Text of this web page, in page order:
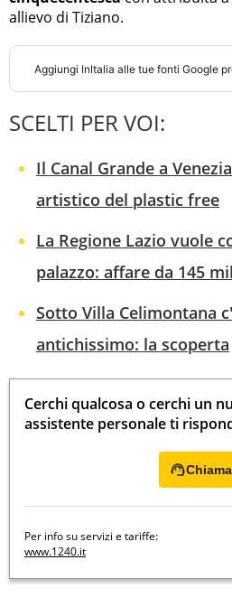
allievo di Tiziano.
Aggiungi InItalia alle tue fonti Google
SCELTI PER VOI:
Il Canal Grande a
artistico del plastic free
La Regione Lazio vuole
palazzo: affare da 145
Sotto Villa Celimontana
antichissimo: la scoperta
Cerchi qualcosa o cerchi un
assistente personale ti
Chiama
Per info su servizi e tariffe:
www.1240.it